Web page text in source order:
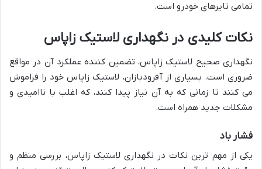
تمامی تایرهای خودرو است.
نکات کلیدی در نگهداری لاستیک زاپاس
نگهداری صحیح لاستیک زاپاس، تضمین کننده عملکرد آن در مواقع
ضروری است. بسیاری از آفرودبازان، لاستیک زاپاس خود را فراموش
می کنند تا زمانی که به آن نیاز پیدا کنند، که اغلب با ناامیدی و
مشکلات جدید همراه است.
فشار باد
یکی از مهم ترین نکات در نگهداری لاستیک زاپاس، بررسی منظم و